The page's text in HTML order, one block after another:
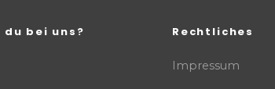
bei uns? Rechtliches
Impressum